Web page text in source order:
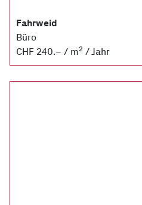
Fahrweid
Büro
CHF 240.– / m2 / Jahr